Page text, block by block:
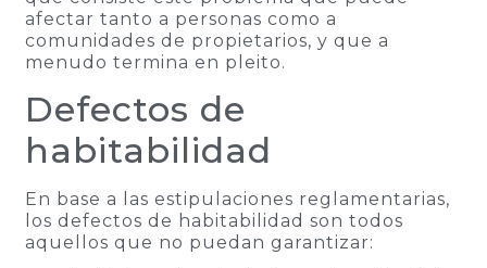
afectar tanto a personas como a
comunidades de propietarios, y que a
menudo termina en pleito.
Defectos de
habitabilidad
En base a las estipulaciones reglamentarias,
los defectos de habitabilidad son todos
aquellos que no puedan garantizar: